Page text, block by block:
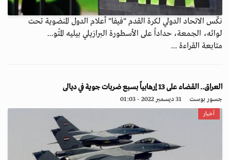
نكّس الاتحاد الدولي لكرة القدم "فيفا" أعلام الدول المنضوية تحت
لوائه، الجمعة، حداداً على الأسطورة البرازيلي بيليه المُتو...
متابعة القراءة ...
العراق.. القضاء على 13 إرهابياً بسبع ضربات جوية في ديالى
جسور بوست 31 ديسمبر 2022 - 01:03
أخبار